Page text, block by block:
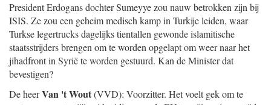
President Erdogans dochter Sumeyye zou nauw betrokken zijn bij
ISIS. Ze zou een geheim medisch kamp in Turkije leiden, waar
Turkse legertrucks dagelijks tientallen gewonde islamitische
staatsstrijders brengen om te worden opgelapt om weer naar het
jihadfront in Syrië te worden gestuurd. Kan de Minister dat
bevestigen?
De heerVan 't Wout(VVD): Voorzitter. Het voelt gek om te